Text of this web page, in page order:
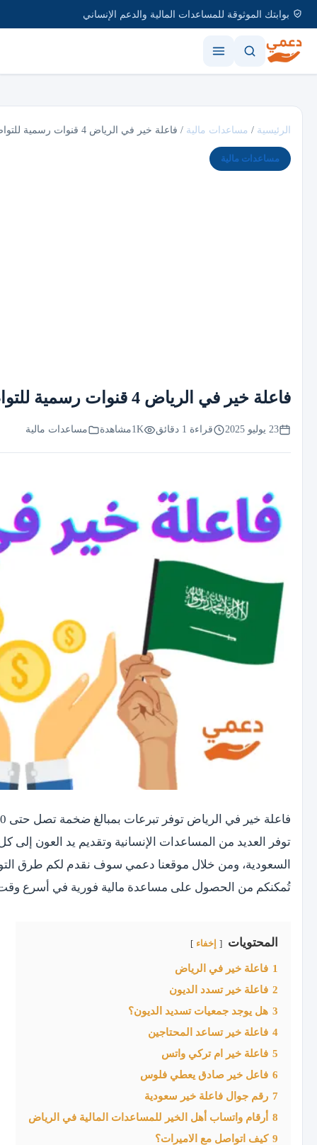
بوابتك الموثوقة للمساعدات المالية والدعم الإنساني
الرئيسية / مساعدات مالية / فاعلة خير في الرياض 4 قنوات رسمية للتواصل…
مساعدات مالية
فاعلة خير في الرياض 4 قنوات رسمية للتواصل وطلب مساعدة مالية عاجلة
23 يوليو 2025 قراءة 1 دقائق 1Kمشاهدة مساعدات مالية
توفر العديد من المساعدات الإنسانية وتقديم يد العون إلى
السعودية، ومن خلال موقعنا دعمي سوف نقدم لكم طرق
تُمكنكم من الحصول على مساعدة مالية فورية في أسرع
المحتويات إخفاء
1 فاعلة خير في الرياض
2 فاعلة خير تسدد الديون
3 هل يوجد جمعيات تسديد الديون؟
4 فاعلة خير تساعد المحتاجين
5 فاعلة خير ام تركي واتس
6 فاعل خير صادق يعطي فلوس
7 رقم جوال فاعلة خير سعودية
8 أرقام واتساب أهل الخير للمساعدات المالية في الرياض
9 كيف اتواصل مع الاميرات؟